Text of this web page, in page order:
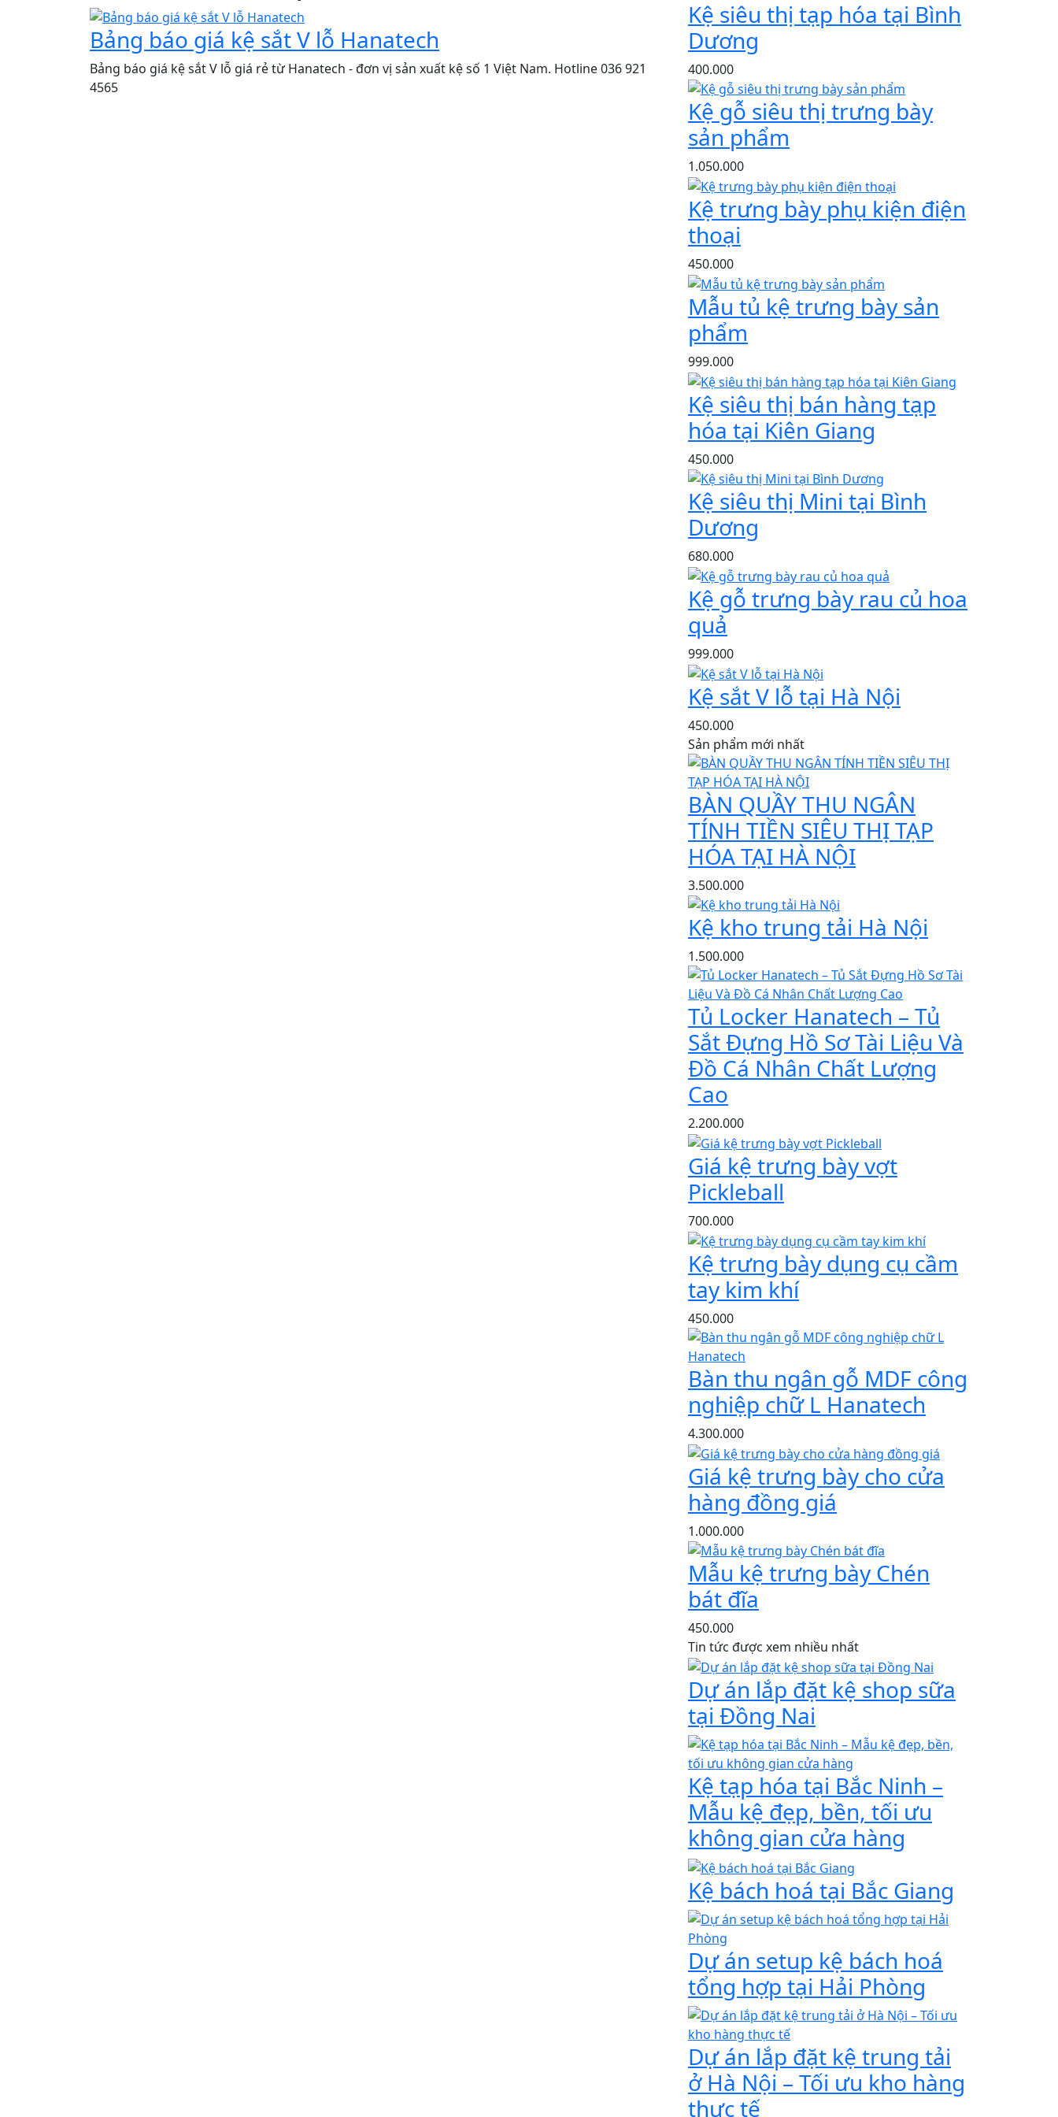
Bảng báo giá kệ sắt V lỗ Hanatech
Bảng báo giá kệ sắt V lỗ giá rẻ từ Hanatech - đơn vị sản xuất kệ số 1 Việt Nam. Hotline 036 921
4565
Kệ siêu thị tạp hóa tại Bình
Dương
400.000
Kệ gỗ siêu thị trưng bày
sản phẩm
1.050.000
Kệ trưng bày phụ kiện điện
thoại
450.000
Mẫu tủ kệ trưng bày sản
phẩm
999.000
Kệ siêu thị bán hàng tạp
hóa tại Kiên Giang
450.000
Kệ siêu thị Mini tại Bình
Dương
680.000
Kệ gỗ trưng bày rau củ hoa
quả
999.000
Kệ sắt V lỗ tại Hà Nội
450.000
Sản phẩm mới nhất
BÀN QUẦY THU NGÂN
TÍNH TIỀN SIÊU THỊ TẠP
HÓA TẠI HÀ NỘI
3.500.000
Kệ kho trung tải Hà Nội
1.500.000
Tủ Locker Hanatech – Tủ
Sắt Đựng Hồ Sơ Tài Liệu Và
Đồ Cá Nhân Chất Lượng
Cao
2.200.000
Giá kệ trưng bày vợt
Pickleball
700.000
Kệ trưng bày dụng cụ cầm
tay kim khí
450.000
Bàn thu ngân gỗ MDF công
nghiệp chữ L Hanatech
4.300.000
Giá kệ trưng bày cho cửa
hàng đồng giá
1.000.000
Mẫu kệ trưng bày Chén
bát đĩa
450.000
Tin tức được xem nhiều nhất
Dự án lắp đặt kệ shop sữa
tại Đồng Nai
Kệ tạp hóa tại Bắc Ninh –
Mẫu kệ đẹp, bền, tối ưu
không gian cửa hàng
Kệ bách hoá tại Bắc Giang
Dự án setup kệ bách hoá
tổng hợp tại Hải Phòng
Dự án lắp đặt kệ trung tải
ở Hà Nội – Tối ưu kho hàng
thực tế